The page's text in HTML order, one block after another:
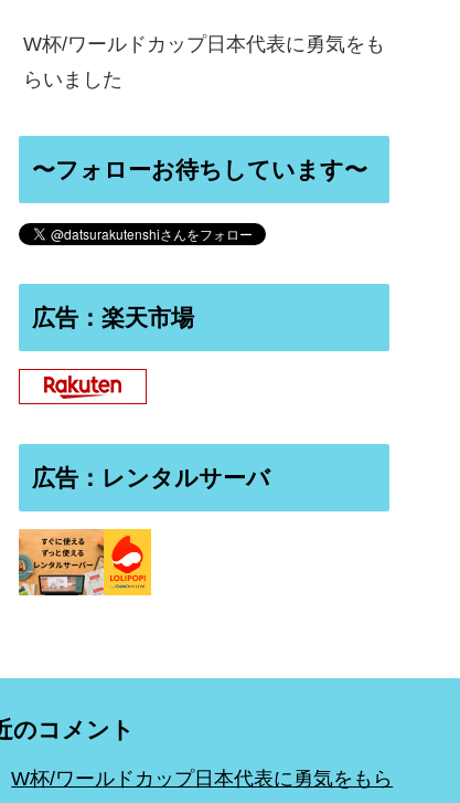
W杯/ワールドカップ日本代表に勇気をも
らいました
〜フォローお待ちしています〜
広告：楽天市場
広告：レンタルサーバ
のコメント
W杯/ワールドカップ日本代表に勇気をもら